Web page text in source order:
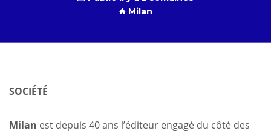
Milan
SOCIÉTÉ
Milan est depuis 40 ans l’éditeur engagé du côté des